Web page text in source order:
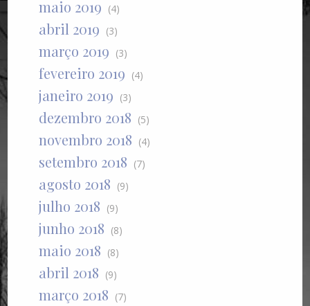
maio 2019 (4)
abril 2019 (3)
março 2019 (3)
fevereiro 2019 (4)
janeiro 2019 (3)
dezembro 2018 (5)
novembro 2018 (4)
setembro 2018 (7)
agosto 2018 (9)
julho 2018 (9)
junho 2018 (8)
maio 2018 (8)
abril 2018 (9)
março 2018 (7)